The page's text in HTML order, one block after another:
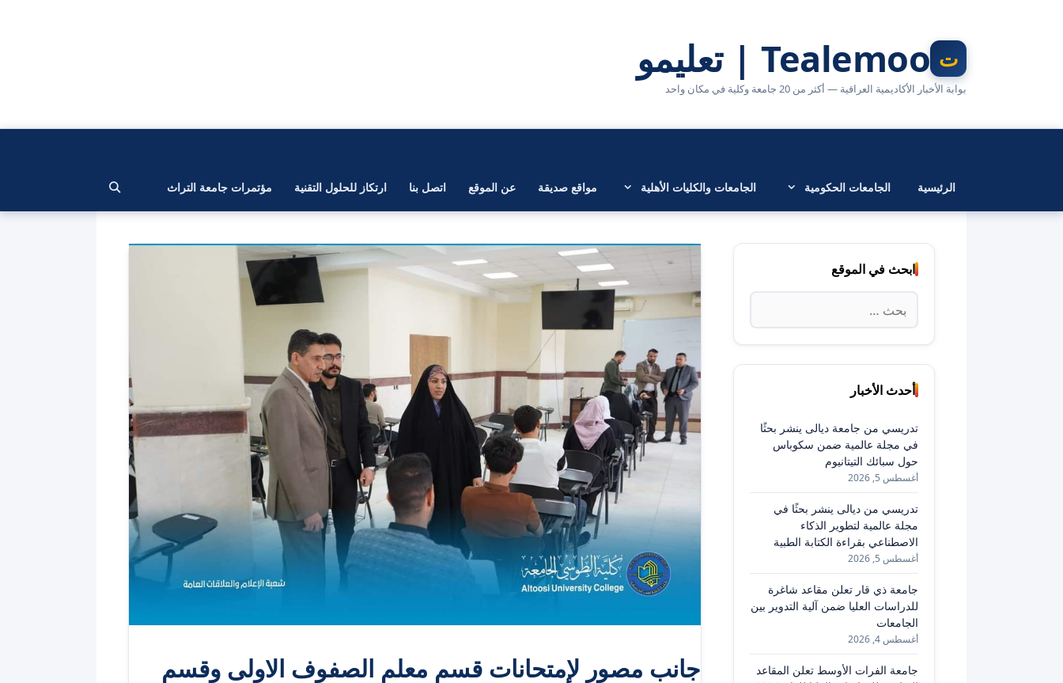
Tealemoo | تعليمو
بوابة الأخبار الأكاديمية العراقية — أكثر من 20 جامعة وكلية في مكان واحد
الرئيسية الجامعات الحكومية الجامعات والكليات الأهلية مواقع صديقة عن الموقع اتصل بنا ارتكاز للحلول التقنية مؤتمرات جامعة التراث
جانب مصور لإمتحانات قسم معلم الصفوف الاولى وقسم
ابحث في الموقع
البحث
عن:
أحدث الأخبار
تدريسي من جامعة ديالى ينشر بحثًا
في مجلة عالمية ضمن سكوباس
حول سبائك التيتانيوم
أغسطس 5, 2026
تدريسي من ديالى ينشر بحثًا في
مجلة عالمية لتطوير الذكاء
الاصطناعي بقراءة الكتابة الطبية
أغسطس 5, 2026
جامعة ذي قار تعلن مقاعد شاغرة
للدراسات العليا ضمن آلية التدوير بين
الجامعات
أغسطس 4, 2026
جامعة الفرات الأوسط تعلن المقاعد